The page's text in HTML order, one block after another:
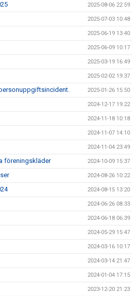
2025-08-06 22:59
2025-07-03 10:48
2025-06-19 13:40
2025-06-09 10:17
2025-03-19 16:49
2025-02-02 19:37
2025-01-26 15:50
2024-12-17 19:22
2024-11-18 10:18
2024-11-07 14:10
2024-11-04 23:49
föreningskläder 2024-10-09 15:37
2024-08-26 10:22
2024-08-15 13:20
2024-06-26 08:33
2024-06-18 06:39
2024-05-29 15:47
2024-03-16 10:17
2024-03-14 21:47
2024-01-04 17:15
2023-12-20 21:23